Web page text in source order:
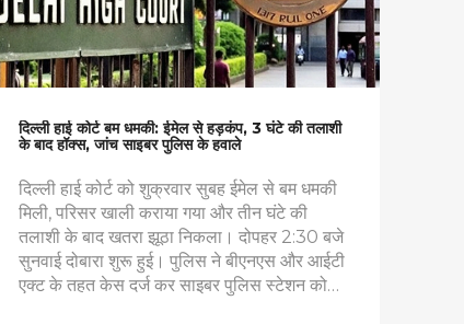
दिल्ली हाई कोर्ट बम धमकी: ईमेल से हड़कंप, 3 घंटे की तलाशी
के बाद हॉक्‍स, जांच साइबर पुलिस के हवाले
दिल्ली हाई कोर्ट को शुक्रवार सुबह ईमेल से बम धमकी
मिली, परिसर खाली कराया गया और तीन घंटे की
तलाशी के बाद खतरा झूठा निकला। दोपहर 2:30 बजे
सुनवाई दोबारा शुरू हुई। पुलिस ने बीएनएस और आईटी
एक्ट के तहत केस दर्ज कर साइबर पुलिस स्टेशन को